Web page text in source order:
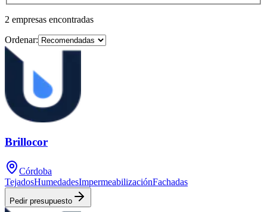
2 empresas encontradas
Ordenar:
Brillocor
Córdoba
TejadosHumedadesImpermeabilizaciónFachadas
Pedir presupuesto